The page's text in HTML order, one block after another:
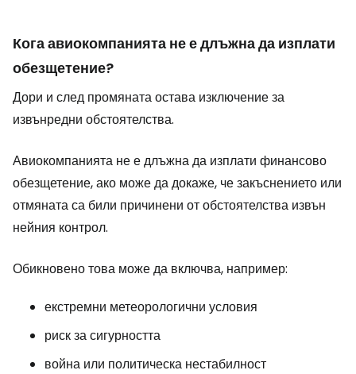
Кога авиокомпанията не е длъжна да изплати
обезщетение?
Дори и след промяната остава изключение за
извънредни обстоятелства.
Авиокомпанията не е длъжна да изплати финансово
обезщетение, ако може да докаже, че закъснението или
отмяната са били причинени от обстоятелства извън
нейния контрол.
Обикновено това може да включва, например:
екстремни метеорологични условия
риск за сигурността
война или политическа нестабилност